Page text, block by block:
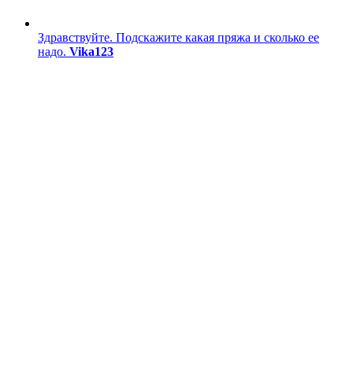
Здравствуйте. Подскажите какая пряжа и сколько ее
надо. Vika123